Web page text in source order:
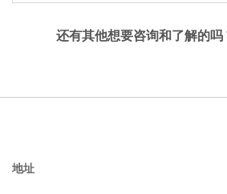
还有其他想要咨询和了解的吗
地址